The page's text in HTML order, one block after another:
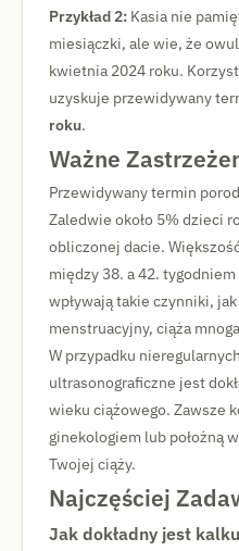
Przykład 2: Kasia nie
miesiączki, ale wie, że
kwietnia 2024 roku.
uzyskuje przewidywany
roku.
Ważne
Przewidywany termin
Zaledwie około 5% dzieci
obliczonej dacie.
między 38. a 42.
wpływają takie czynniki,
menstruacyjny, ciąża
W przypadku
ultrasonograficzne jest
wieku ciążowego. Zawsze
ginekologiem lub położną
Twojej ciąży.
Najczęściej
Jak dokładny jest